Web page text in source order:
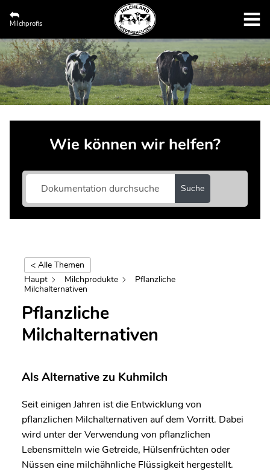
Milchprofis
Wie können wir helfen?
Suche
< Alle Themen
Haupt
Milchprodukte
Pflanzliche
Milchalternativen
Pflanzliche
Milchalternativen
Als Alternative zu Kuhmilch
Seit einigen Jahren ist die Entwicklung von
pflanzlichen Milchalternativen auf dem Vorritt. Dabei
wird unter der Verwendung von pflanzlichen
Lebensmitteln wie Getreide, Hülsenfrüchten oder
Nüssen eine milchähnliche Flüssigkeit hergestellt.